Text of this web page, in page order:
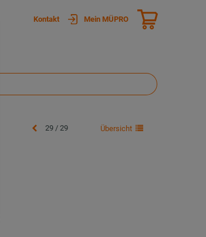
Kontakt Mein MÜPRO
29 / 29 Übersicht